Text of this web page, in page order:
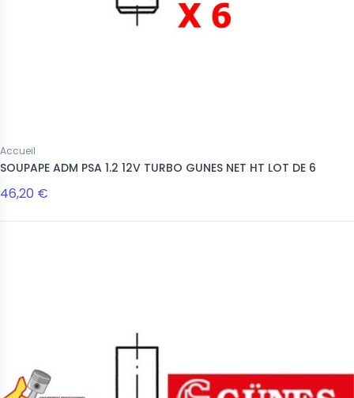
Accueil
SOUPAPE ADM PSA 1.2 12V TURBO GUNES NET HT LOT DE 6
46,20 €